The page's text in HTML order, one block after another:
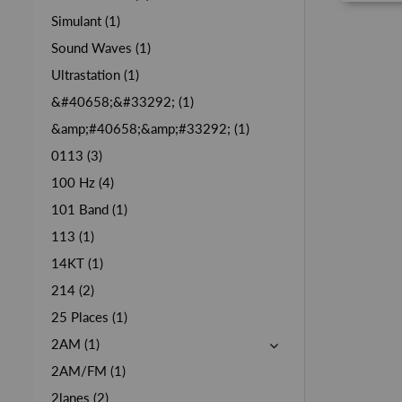
Simulant (1)
Sound Waves (1)
Ultrastation (1)
&#40658;&#33292; (1)
&amp;#40658;&amp;#33292; (1)
0113 (3)
100 Hz (4)
101 Band (1)
113 (1)
14KT (1)
214 (2)
25 Places (1)
2AM (1)
2AM/FM (1)
2lanes (2)